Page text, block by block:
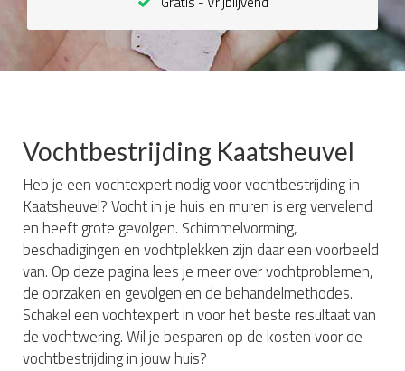
Vochtbestrijding Kaatsheuvel
Heb je een vochtexpert nodig voor vochtbestrijding in
Kaatsheuvel? Vocht in je huis en muren is erg vervelend
en heeft grote gevolgen. Schimmelvorming,
beschadigingen en vochtplekken zijn daar een voorbeeld
van. Op deze pagina lees je meer over vochtproblemen,
de oorzaken en gevolgen en de behandelmethodes.
Schakel een vochtexpert in voor het beste resultaat van
de vochtwering. Wil je besparen op de kosten voor de
vochtbestrijding in jouw huis?